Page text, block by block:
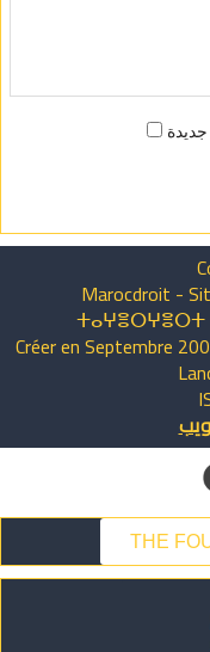
Marocdroit -
ⵜⴰⵖⴻⵔⵖⴻⵔⵜ
Créer en Septembre